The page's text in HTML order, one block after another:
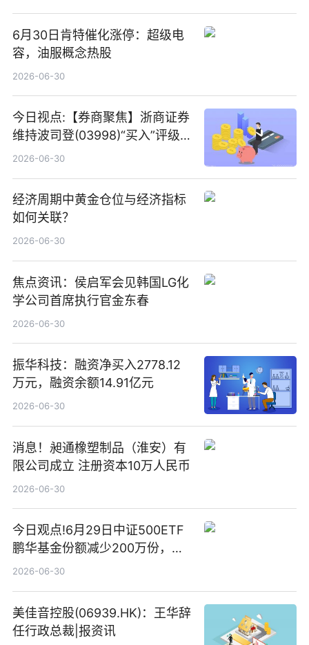
6月30日肯特催化涨停：超级电
容，油服概念热股
2026-06-30
今日视点:【券商聚焦】浙商证券
维持波司登(03998)“买入”评级
指其业绩高质量稳增长
2026-06-30
经济周期中黄金仓位与经济指标
如何关联？
2026-06-30
焦点资讯：侯启军会见韩国LG化
学公司首席执行官金东春
2026-06-30
振华科技：融资净买入2778.12
万元，融资余额14.91亿元
2026-06-30
消息！昶通橡塑制品（淮安）有
限公司成立 注册资本10万人民币
2026-06-30
今日观点!6月29日中证500ETF
鹏华基金份额减少200万份，重
仓股亨通光电、赤峰黄金、佰维
2026-06-30
美佳音控股(06939.HK)：王华辞
任行政总裁|报资讯